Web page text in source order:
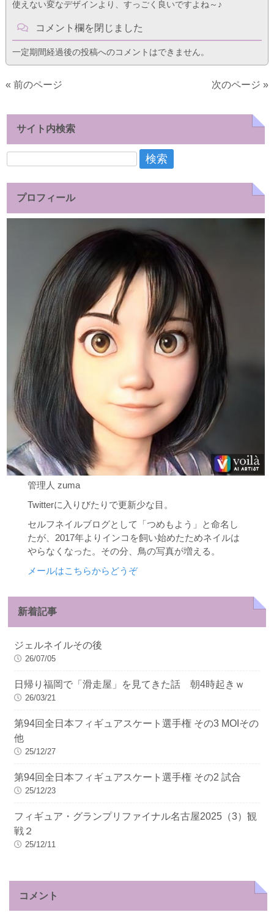
使えない変なデザインより、すっごく良いですよね～♪
コメント欄を閉じました
一定期間経過後の投稿へのコメントはできません。
« 前のページ 次のページ »
サイト内検索
検
プロフィール
管理人 zuma
Twitterに入りびたりで更新少な目。
セルフネイルブログとして「つめもよう」と命名し
たが、2017年よりインコを飼い始めたためネイルは
やらなくなった。その分、鳥の写真が増える。
メールはこちらからどうぞ
新着記事
ジェルネイルその後
26/07/05
日帰り福岡で「滑走屋」を見てきた話 朝4時起きｗ
26/03/21
第94回全日本フィギュアスケート選手権 その3 MOIその
他
25/12/27
第94回全日本フィギュアスケート選手権 その2 試合
25/12/23
フィギュア・グランプリファイナル名古屋2025（3）観
戦２
25/12/11
コメント